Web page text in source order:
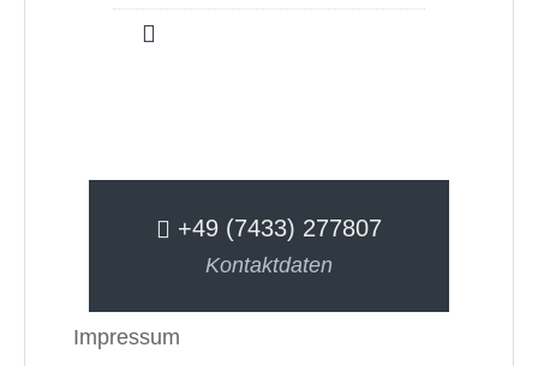
+49 (7433) 277807
Kontaktdaten
Impressum